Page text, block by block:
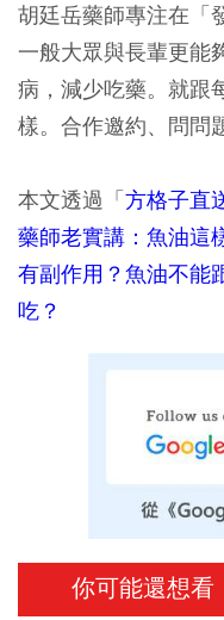
胡廷岳藥師專注在「
一般大眾與長輩更能
病，減少吃藥。就跟
樣。合作邀約、問問
本文透過「方格子直
藥師老實講：魚油這
有副作用？魚油不能
吃？
你可能還想看